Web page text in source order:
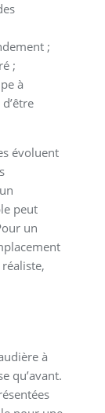
;
;
à
évoluent
peut
un
à
qu’avant.